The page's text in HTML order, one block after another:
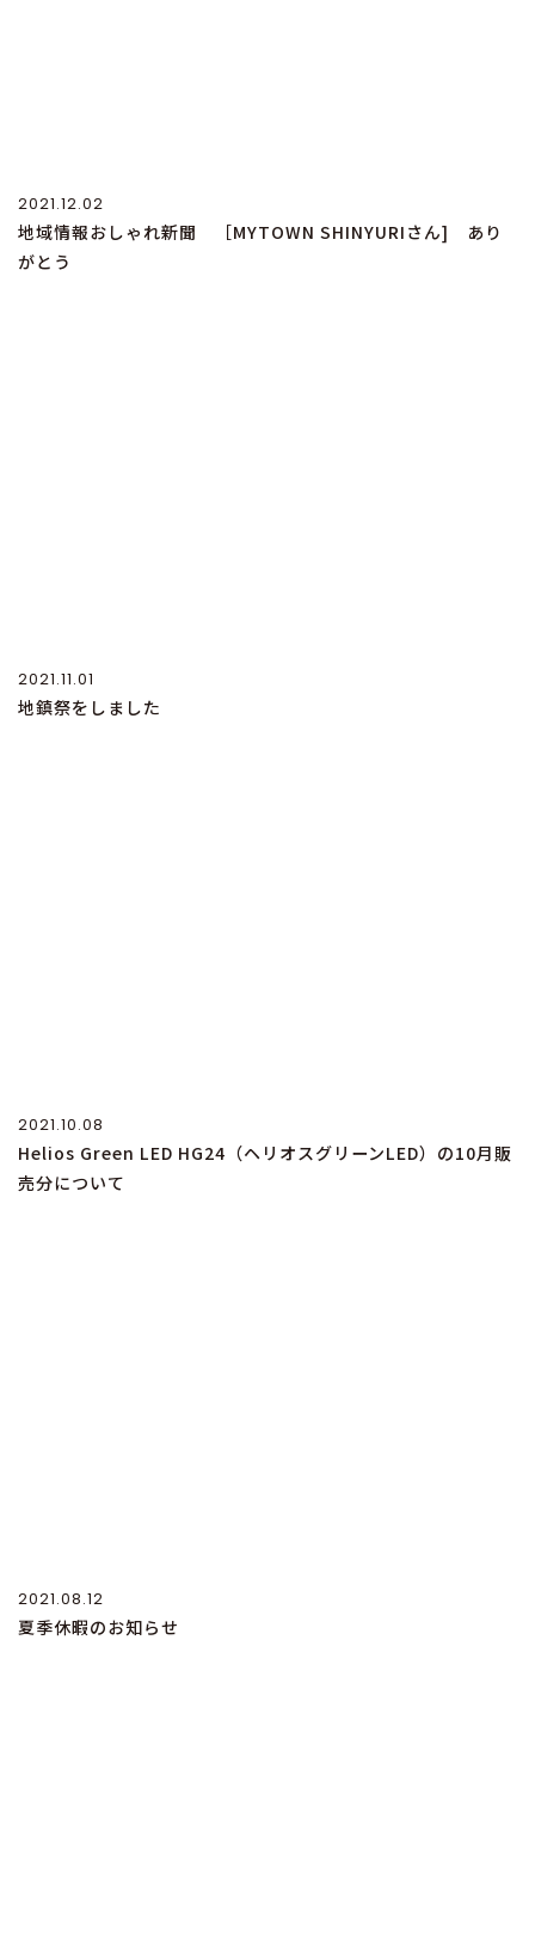
2021.12.02
地域情報おしゃれ新聞 ［MYTOWN SHINYURIさん] あり
がとう
2021.11.01
地鎮祭をしました
2021.10.08
Helios Green LED HG24（ヘリオスグリーンLED）の10月販
売分について
2021.08.12
夏季休暇のお知らせ